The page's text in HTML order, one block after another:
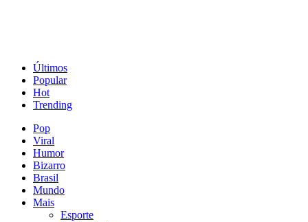
Últimos
Popular
Hot
Trending
Pop
Viral
Humor
Bizarro
Brasil
Mundo
Mais
Esporte